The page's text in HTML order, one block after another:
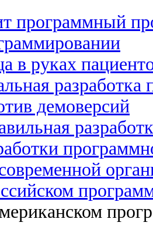
программный
в руках
разработка
демоверсий